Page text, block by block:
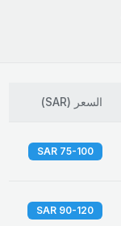
السعر (
SAR
)
75-100 SAR
90-120 SAR